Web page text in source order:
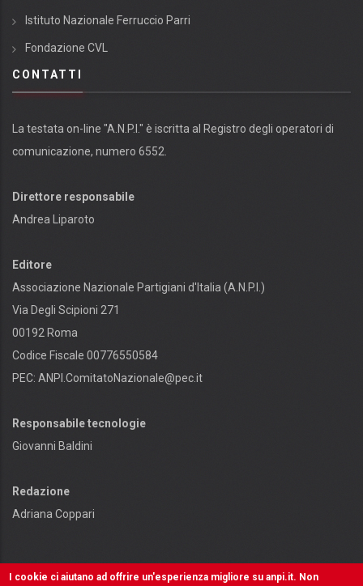
Istituto Nazionale Ferruccio Parri
Fondazione CVL
CONTATTI
La testata on-line "A.N.P.I." è iscritta al Registro degli operatori di
comunicazione, numero 6552.
Direttore responsabile
Andrea Liparoto
Editore
Associazione Nazionale Partigiani d'Italia (A.N.P.I.)
Via Degli Scipioni 271
00192 Roma
Codice Fiscale 00776550584
PEC: ANPI.ComitatoNazionale@pec.it
Responsabile tecnologie
Giovanni Baldini
Redazione
Adriana Coppari
I cookie ci aiutano ad offrire un'esperienza migliore su anpi.it. Non